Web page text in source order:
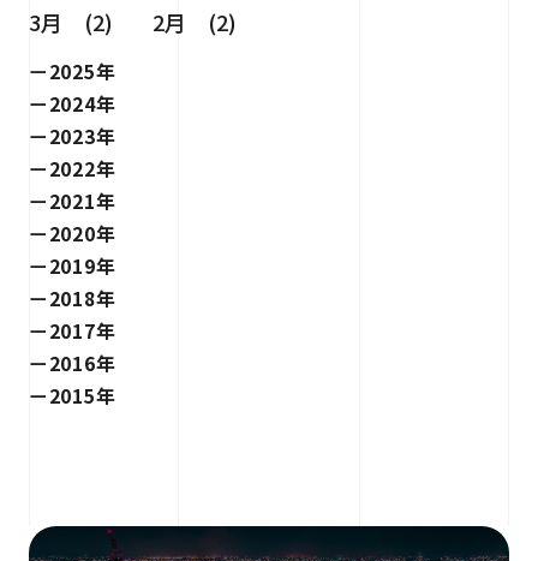
3月 (2)
2月 (2)
2025年
2024年
2023年
2022年
2021年
2020年
2019年
2018年
2017年
2016年
2015年